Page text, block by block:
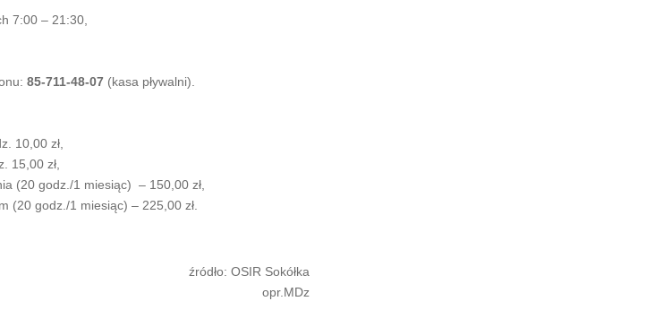
7:00 – 21:30,
85-711-48-07(kasa pływalni).
10,00 zł,
15,00 zł,
(20 godz./1 miesiąc) – 150,00 zł,
(20 godz./1 miesiąc) – 225,00 zł.
źródło: OSIR Sokółka
opr.MDz